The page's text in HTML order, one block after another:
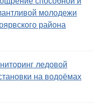
молодежи
района
ледовой
на водоёмах